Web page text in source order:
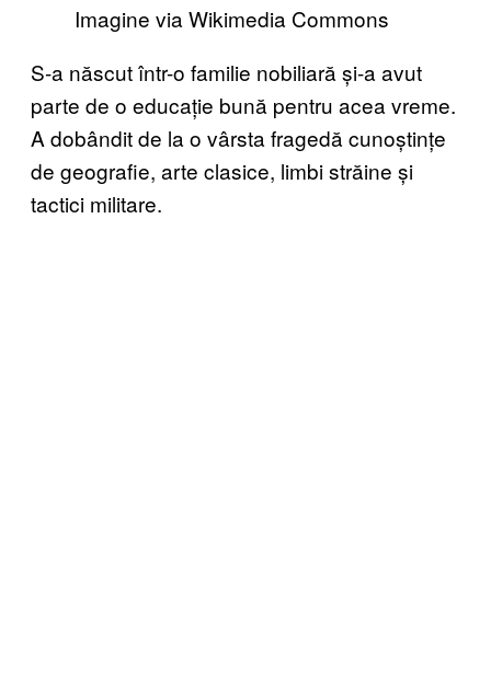
Imagine via Wikimedia Commons
S-a născut într-o familie nobiliară și-a avut
parte de o educație bună pentru acea vreme.
A dobândit de la o vârsta fragedă cunoștințe
de geografie, arte clasice, limbi străine și
tactici militare.